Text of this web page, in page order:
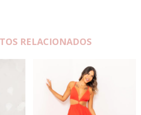
RELACIONADOS